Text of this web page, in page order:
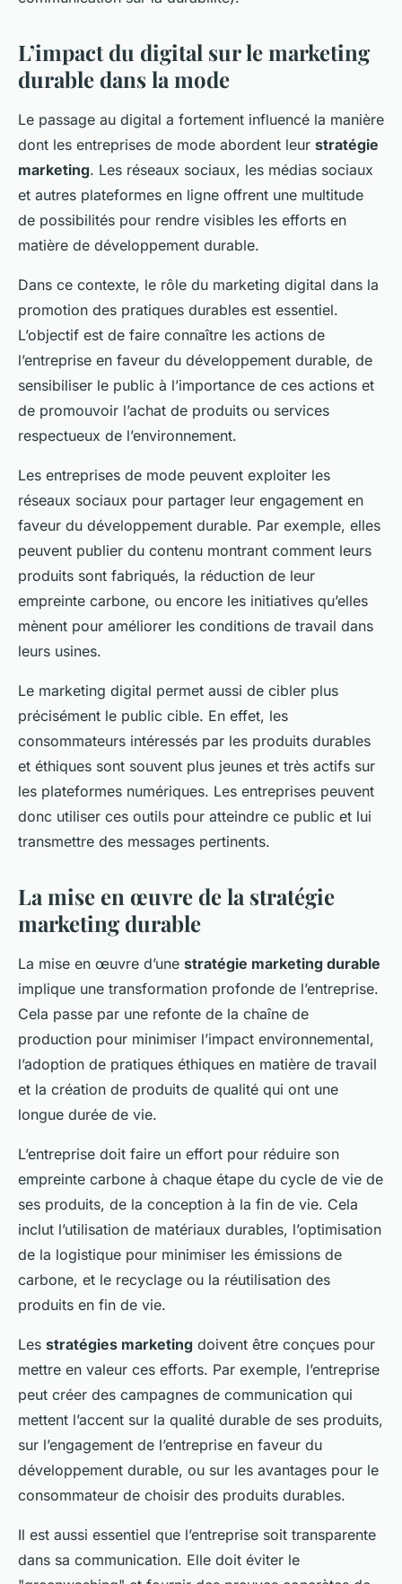
L’impact du digital sur le marketing
durable dans la mode
Le passage au digital a fortement influencé la manière
dont les entreprises de mode abordent leur stratégie
marketing. Les réseaux sociaux, les médias sociaux
et autres plateformes en ligne offrent une multitude
de possibilités pour rendre visibles les efforts en
matière de développement durable.
Dans ce contexte, le rôle du marketing digital dans la
promotion des pratiques durables est essentiel.
L’objectif est de faire connaître les actions de
l’entreprise en faveur du développement durable, de
sensibiliser le public à l’importance de ces actions et
de promouvoir l’achat de produits ou services
respectueux de l’environnement.
Les entreprises de mode peuvent exploiter les
réseaux sociaux pour partager leur engagement en
faveur du développement durable. Par exemple, elles
peuvent publier du contenu montrant comment leurs
produits sont fabriqués, la réduction de leur
empreinte carbone, ou encore les initiatives qu’elles
mènent pour améliorer les conditions de travail dans
leurs usines.
Le marketing digital permet aussi de cibler plus
précisément le public cible. En effet, les
consommateurs intéressés par les produits durables
et éthiques sont souvent plus jeunes et très actifs sur
les plateformes numériques. Les entreprises peuvent
donc utiliser ces outils pour atteindre ce public et lui
transmettre des messages pertinents.
La mise en œuvre de la stratégie
marketing durable
La mise en œuvre d’une stratégie marketing durable
implique une transformation profonde de l’entreprise.
Cela passe par une refonte de la chaîne de
production pour minimiser l’impact environnemental,
l’adoption de pratiques éthiques en matière de travail
et la création de produits de qualité qui ont une
longue durée de vie.
L’entreprise doit faire un effort pour réduire son
empreinte carbone à chaque étape du cycle de vie de
ses produits, de la conception à la fin de vie. Cela
inclut l’utilisation de matériaux durables, l’optimisation
de la logistique pour minimiser les émissions de
carbone, et le recyclage ou la réutilisation des
produits en fin de vie.
Les stratégies marketing doivent être conçues pour
mettre en valeur ces efforts. Par exemple, l’entreprise
peut créer des campagnes de communication qui
mettent l’accent sur la qualité durable de ses produits,
sur l’engagement de l’entreprise en faveur du
développement durable, ou sur les avantages pour le
consommateur de choisir des produits durables.
Il est aussi essentiel que l’entreprise soit transparente
dans sa communication. Elle doit éviter le